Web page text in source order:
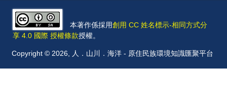
本著作係採用創用 CC 姓名標示-相同方式分
享 4.0 國際 授權條款授權。
Copyright © 2026, 人．山川．海洋 - 原住民族環境知識匯聚平台